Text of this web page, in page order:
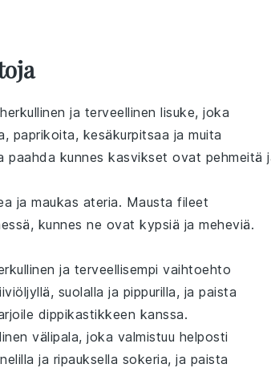
ja terveellinen lisuke, joka
, paprikoita, kesäkurpitsaa ja muita
paahda kunnes kasvikset ovat pehmeitä
ja maukas ateria. Mausta fileet
kunnes ne ovat kypsiä ja meheviä.
ja terveellisempi vaihtoehto
suolalla ja pippurilla, ja paista
dippikastikkeen kanssa.
välipala, joka valmistuu helposti
ja ripauksella sokeria, ja paista